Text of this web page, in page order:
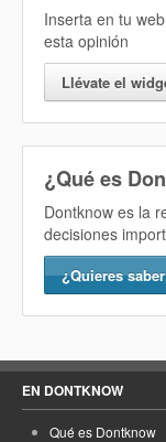
Inserta en tu
esta opinión
Llévate el
¿Qué es
Dontknow es la
decisiones
¿Quieres
EN DONTKNOW
Qué es Dontknow